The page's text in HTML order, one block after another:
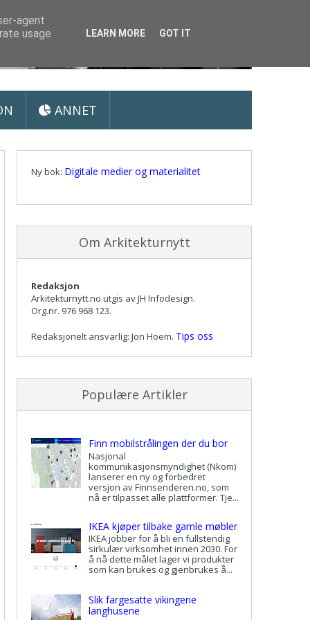
ANNET
Ny bok: Digitale medier og materialitet
Om Arkitekturnytt
Redaksjon
Arkitekturnytt.no utgis av JH Infodesign.
Org.nr. 976 968 123.
Redaksjonelt ansvarlig: Jon Hoem. Tips oss
Populære Artikler
Finn mobilstrålingen der du bor
Nasjonal
kommunikasjonsmyndighet (Nkom)
lanserer en ny og forbedret
versjon av Finnsenderen.no, som
nå er tilpasset alle plattformer. Tje...
IKEA kjøper tilbake gamle møbler
IKEA jobber for å bli en fullstendig
sirkulær virksomhet innen 2030. For
å nå dette målet lager vi produkter
som kan brukes og gjenbrukes å...
Slik fargesatte vikingene
langhusene
agent
usage
LEARN MORE GOT IT